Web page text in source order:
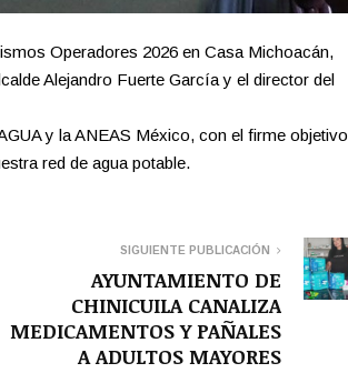
Operadores 2026 en Casa Michoacán,
Alejandro Fuerte García y el director del
y la ANEAS México, con el firme objetivo
red de agua potable.
SIGUIENTE PUBLICACIÓN
AYUNTAMIENTO DE
CHINICUILA CANALIZA
MEDICAMENTOS Y PAÑALES
A ADULTOS MAYORES